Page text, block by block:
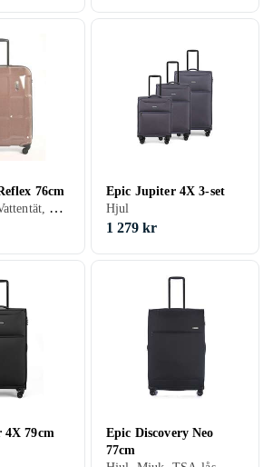
76cm
Hjul, Hård, Vattentät, För barn/junior, TSA-lås
Epic Jupiter 4X 3-set
Hjul
1 279 kr
4X 79cm
Epic Discovery Neo
77cm